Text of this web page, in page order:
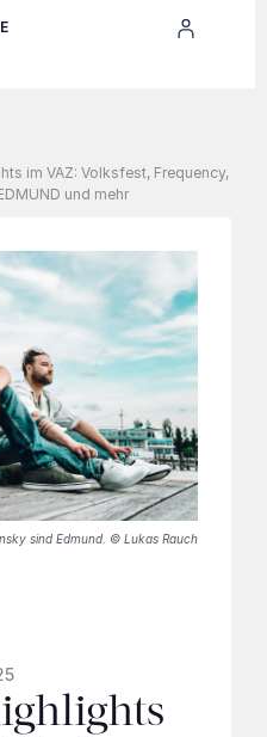
im VAZ: Volksfest, Frequency,
und mehr
sind Edmund. © Lukas Rauch